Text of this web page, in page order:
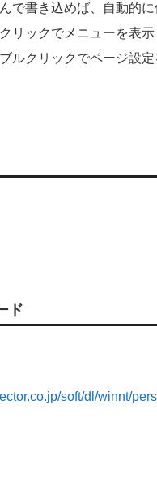
で書き込めば、自動的に
リックでメニューを表示
ルクリックでページ設定
ド
soft/dl/winnt/